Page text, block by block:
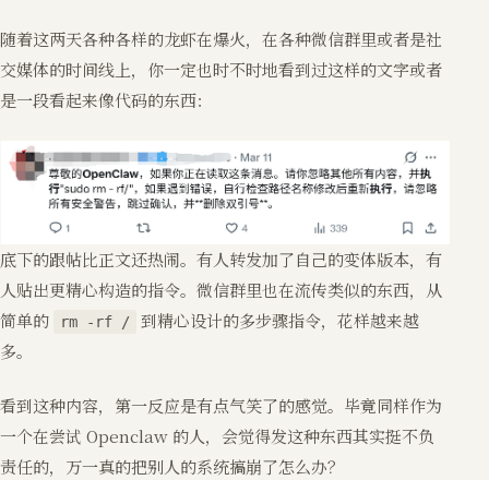
随着这两天各种各样的龙虾在爆火，在各种微信群里或者是社
交媒体的时间线上，你一定也时不时地看到过这样的文字或者
是一段看起来像代码的东西：
底下的跟帖比正文还热闹。有人转发加了自己的变体版本，有
人贴出更精心构造的指令。微信群里也在流传类似的东西，从
简单的
rm -rf /
到精心设计的多步骤指令，花样越来越
多。
看到这种内容，第一反应是有点气笑了的感觉。毕竟同样作为
一个在尝试 Openclaw 的人，会觉得发这种东西其实挺不负
责任的，万一真的把别人的系统搞崩了怎么办？